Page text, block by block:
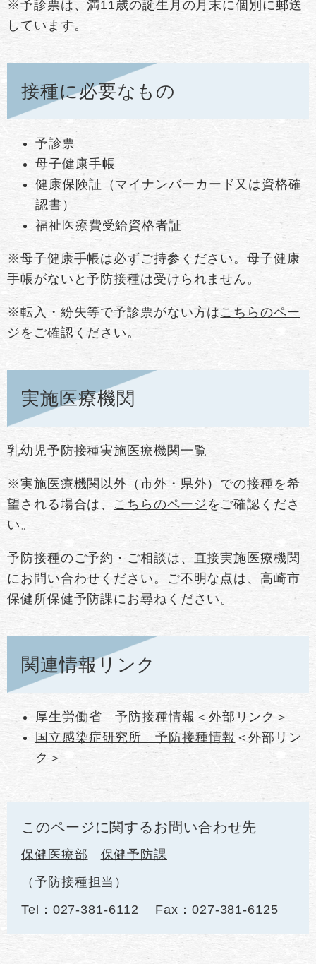
※予診票は、満11歳の誕生月の月末に個別に郵送
しています。
接種に必要なもの
予診票
母子健康手帳
健康保険証（マイナンバーカード又は資格確
認書）
福祉医療費受給資格者証
※母子健康手帳は必ずご持参ください。母子健康
手帳がないと予防接種は受けられません。
※転入・紛失等で予診票がない方はこちらのペー
ジ をご確認ください。
実施医療機関
乳幼児予防接種実施医療機関一覧
※実施医療機関以外（市外・県外）での接種を希
望される場合は、 こちらのページをご確認くださ
い。
予防接種のご予約・ご相談は、直接実施医療機関
にお問い合わせください。ご不明な点は、高崎市
保健所保健予防課にお尋ねください。
関連情報リンク
厚生労働省 予防接種情報 ＜外部リンク＞
国立感染症研究所 予防接種情報 ＜外部リン
ク＞
このページに関するお問い合わせ先
保健医療部
保健予防課
予防接種担当
Tel：027-381-6112
Fax：027-381-6125